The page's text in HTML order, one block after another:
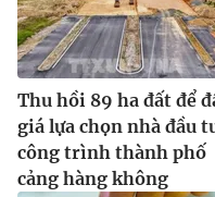
Thu hồi 89 ha đất để
giá lựa chọn nhà đầu
công trình thành phố
cảng hàng không